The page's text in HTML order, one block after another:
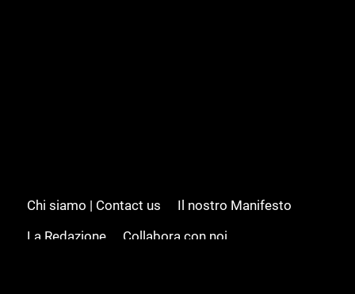
Chi siamo | Contact us
Il nostro Manifesto
La Redazione
Collabora con noi